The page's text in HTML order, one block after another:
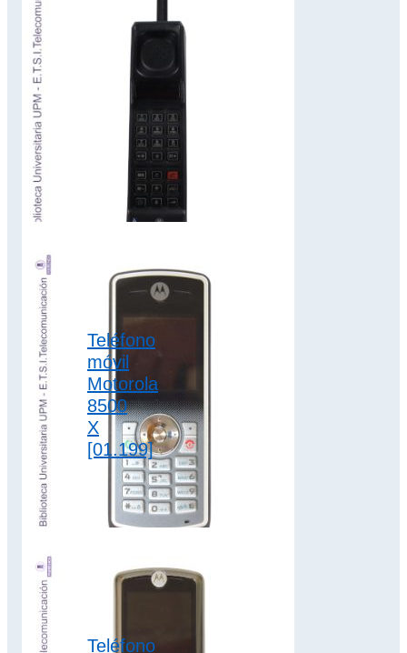
Teléfono
móvil
Motorola
8500
X
[01.199]
El Motorola 8500X
es un descendiente
del mítico Motorola
Dynatac 8000X, el
móvil del…
1G
Teléfono